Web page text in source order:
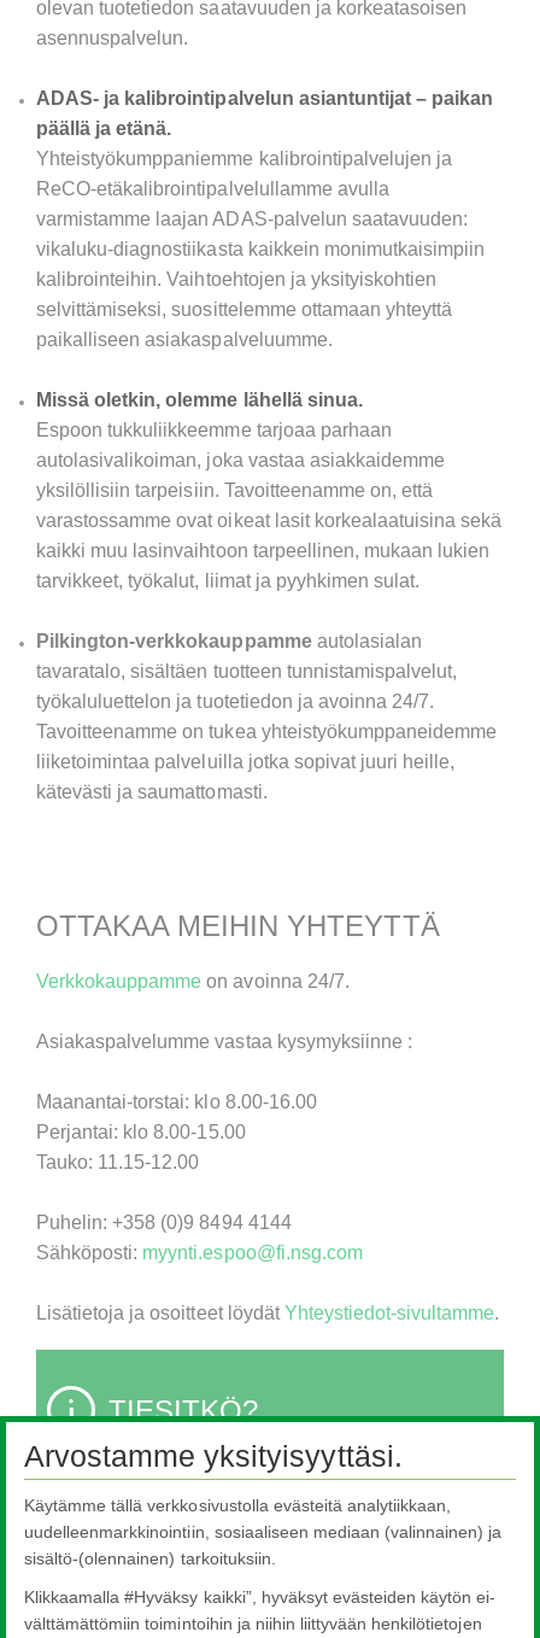
olevan tuotetiedon saatavuuden ja korkeatasoisen
asennuspalvelun.
ADAS- ja kalibrointipalvelun asiantuntijat – paikan
päällä ja etänä.
Yhteistyökumppaniemme kalibrointipalvelujen ja
ReCO-etäkalibrointipalvelullamme avulla
varmistamme laajan ADAS-palvelun saatavuuden:
vikaluku-diagnostiikasta kaikkein monimutkaisimpiin
kalibrointeihin. Vaihtoehtojen ja yksityiskohtien
selvittämiseksi, suosittelemme ottamaan yhteyttä
paikalliseen asiakaspalveluumme.
Missä oletkin, olemme lähellä sinua.
Espoon tukkuliikkeemme tarjoaa parhaan
autolasivalikoiman, joka vastaa asiakkaidemme
yksilöllisiin tarpeisiin. Tavoitteenamme on, että
varastossamme ovat oikeat lasit korkealaatuisina sekä
kaikki muu lasinvaihtoon tarpeellinen, mukaan lukien
tarvikkeet, työkalut, liimat ja pyyhkimen sulat.
Pilkington-verkkokauppamme autolasialan
tavaratalo, sisältäen tuotteen tunnistamispalvelut,
työkaluluettelon ja tuotetiedon ja avoinna 24/7.
Tavoitteenamme on tukea yhteistyökumppaneidemme
liiketoimintaa palveluilla jotka sopivat juuri heille,
kätevästi ja saumattomasti.
OTTAKAA MEIHIN YHTEYTTÄ
Verkkokauppamme on avoinna 24/7.
Asiakaspalvelumme vastaa kysymyksiinne :
Maanantai-torstai: klo 8.00-16.00
Perjantai: klo 8.00-15.00
Tauko: 11.15-12.00
Puhelin: +358 (0)9 8494 4144
Sähköposti: myynti.espoo@fi.nsg.com
Lisätietoja ja osoitteet löydät Yhteystiedot-sivultamme.
TIESITKÖ?
Pilkington keksi float-lasinvalmistuksen prosessin
yli 70 vuotta sitten. Nykyään tätä prosessia
käyttävät maailmanlaajuisesti kaikki
lasinvalmistajat, lasin käyttötarkoituksesta
riippumatta. Lue lisää historiastammetäältä.
Arvostamme yksityisyyttäsi.
Käytämme tällä verkkosivustolla evästeitä analytiikkaan,
uudelleenmarkkinointiin, sosiaaliseen mediaan (valinnainen) ja
sisältö-(olennainen) tarkoituksiin.
Klikkaamalla #Hyväksy kaikki”, hyväksyt evästeiden käytön ei-
välttämättömiin toimintoihin ja niihin liittyvään henkilötietojen